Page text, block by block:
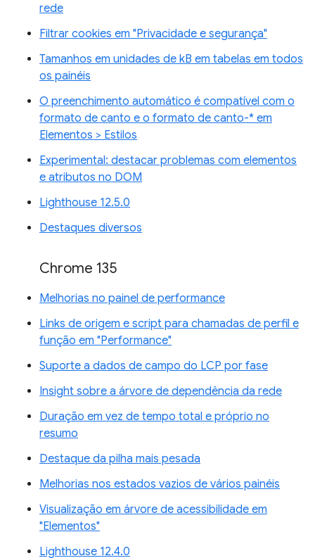
rede
Filtrar cookies em "Privacidade e segurança"
Tamanhos em unidades de kB em tabelas em todos
os painéis
O preenchimento automático é compatível com o
formato de canto e o formato de canto-* em
Elementos > Estilos
Experimental: destacar problemas com elementos
e atributos no DOM
Lighthouse 12.5.0
Destaques diversos
Chrome 135
Melhorias no painel de performance
Links de origem e script para chamadas de perfil e
função em "Performance"
Suporte a dados de campo do LCP por fase
Insight sobre a árvore de dependência da rede
Duração em vez de tempo total e próprio no
resumo
Destaque da pilha mais pesada
Melhorias nos estados vazios de vários painéis
Visualização em árvore de acessibilidade em
"Elementos"
Lighthouse 12.4.0